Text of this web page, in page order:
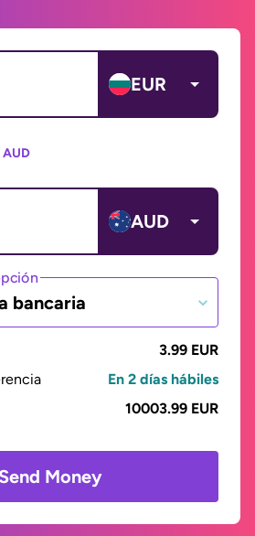
EUR
AUD
AUD
bancaria
3.99 EUR
En 2 días hábiles
10003.99 EUR
Send Money